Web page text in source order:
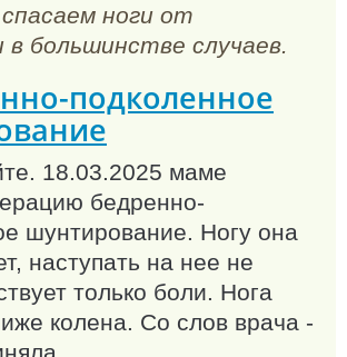
ноги от
большинстве случаев.
подколенное
18.03.2025 маме
бедренно-
шунтирование. Ногу она
наступать на нее не
только боли. Нога
колена. Со слов врача -